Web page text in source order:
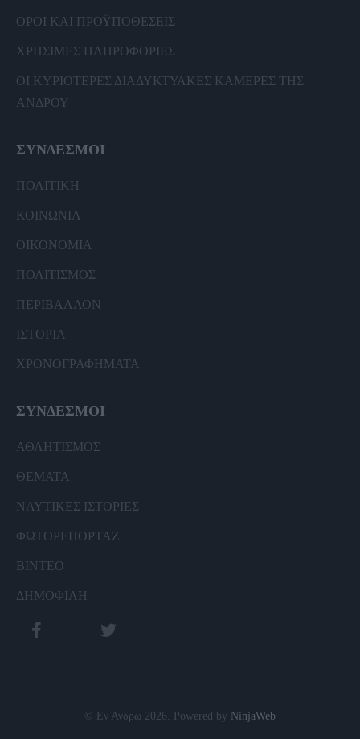
ΟΡΟΙ ΚΑΙ ΠΡΟΫΠΟΘΕΣΕΙΣ
ΧΡΗΣΙΜΕΣ ΠΛΗΡΟΦΟΡΙΕΣ
ΟΙ ΚΥΡΙΟΤΕΡΕΣ ΔΙΑΔΥΚΤΥΑΚΕΣ ΚΑΜΕΡΕΣ ΤΗΣ
ΑΝΔΡΟΥ
ΣΥΝΔΕΣΜΟΙ
ΠΟΛΙΤΙΚΗ
ΚΟΙΝΩΝΙΑ
ΟΙΚΟΝΟΜΙΑ
ΠΟΛΙΤΙΣΜΟΣ
ΠΕΡΙΒΑΛΛΟΝ
ΙΣΤΟΡΙΑ
ΧΡΟΝΟΓΡΑΦΗΜΑΤΑ
ΣΥΝΔΕΣΜΟΙ
ΑΘΛΗΤΙΣΜΟΣ
ΘΕΜΑΤΑ
ΝΑΥΤΙΚΕΣ ΙΣΤΟΡΙΕΣ
ΦΩΤΟΡΕΠΟΡΤΑΖ
ΒΙΝΤΕΟ
ΔΗΜΟΦΙΛΗ
© Εν Άνδρω 2026. Powered by NinjaWeb